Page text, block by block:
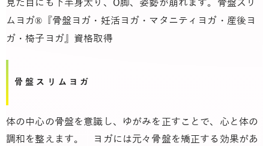
見た目にも下半身太り、O脚、姿勢が崩れます。 骨盤スリ
ムヨガ®『骨盤ヨガ・妊活ヨガ・マタニティヨガ・産後ヨ
ガ・椅子ヨガ』資格取得
骨盤スリムヨガ
体の中心の骨盤を意識し、ゆがみを正すことで、心と体の
調和を整えます。 ヨガには元々骨盤を矯正する効果があ